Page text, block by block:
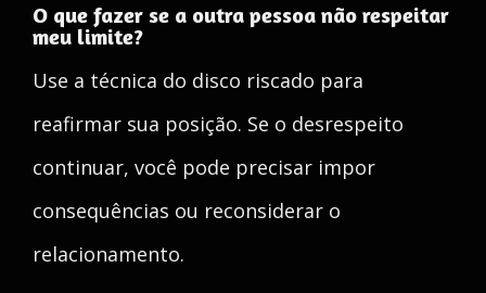
O que fazer se a outra pessoa não respeitar
meu limite?
Use a técnica do disco riscado para
reafirmar sua posição. Se o desrespeito
continuar, você pode precisar impor
consequências ou reconsiderar o
relacionamento.